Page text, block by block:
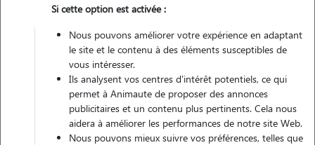
Non véhiculé
Contacter
L'envoi d'une demande est sans engagement
Si cette option est activée :
Nous pouvons améliorer votre expérience en adaptant
le site et le contenu à des éléments susceptibles de
vous intéresser.
Ils analysent vos centres d'intérêt potentiels, ce qui
permet à Animaute de proposer des annonces
publicitaires et un contenu plus pertinents. Cela nous
aidera à améliorer les performances de notre site Web.
Nous pouvons mieux suivre vos préférences, telles que